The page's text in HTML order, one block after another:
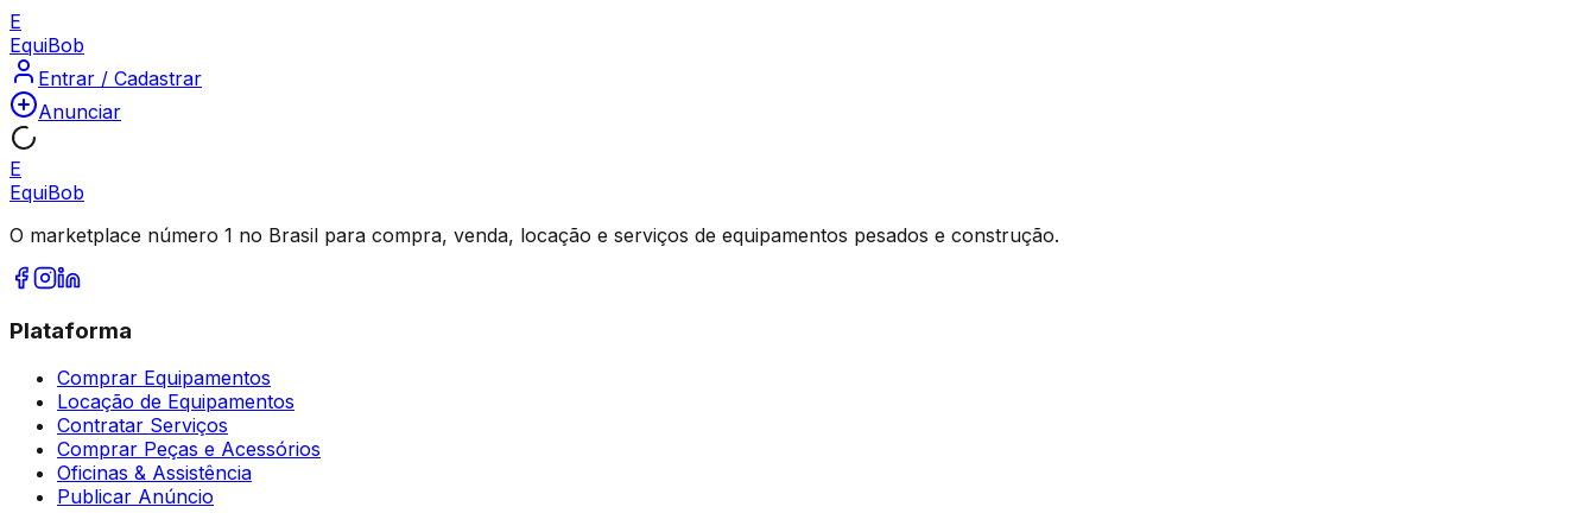
E
EquiBob
Entrar / Cadastrar
Anunciar
E
EquiBob
O marketplace número 1 no Brasil para compra, venda, locação e serviços de equipamentos pesados e construção.
Plataforma
Comprar Equipamentos
Locação de Equipamentos
Contratar Serviços
Comprar Peças e Acessórios
Oficinas & Assistência
Publicar Anúncio